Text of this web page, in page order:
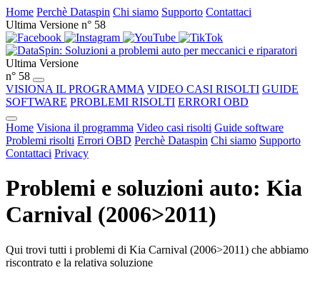
Home Perchè Dataspin Chi siamo Supporto Contattaci
Ultima Versione n° 58
Ultima Versione
n° 58
VISIONA IL PROGRAMMA VIDEO CASI RISOLTI GUIDE
SOFTWARE PROBLEMI RISOLTI ERRORI OBD
Home Visiona il programma Video casi risolti Guide software
Problemi risolti Errori OBD Perchè Dataspin Chi siamo Supporto
Contattaci Privacy
Problemi e soluzioni auto: Kia
Carnival (2006>2011)
Qui trovi tutti i problemi di Kia Carnival (2006>2011) che abbiamo
riscontrato e la relativa soluzione